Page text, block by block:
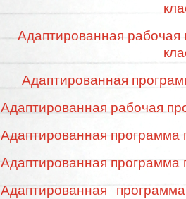
Адаптированная рабочая
Адаптированная
Адаптированная рабочая
Адаптированная программа
Адаптированная программа
Адаптированная